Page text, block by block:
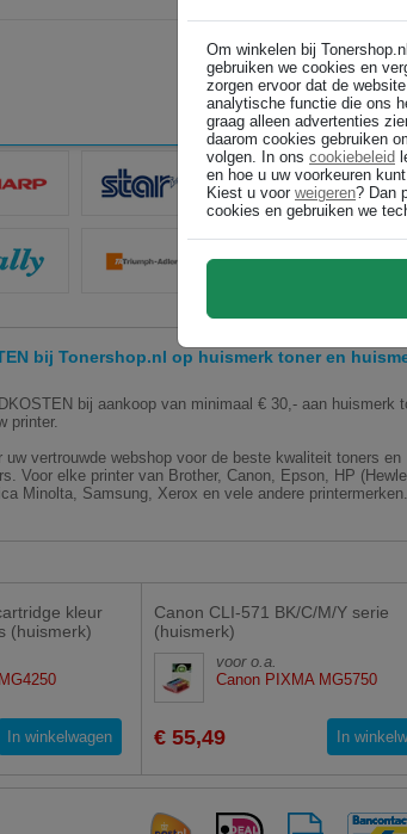
M C320FW
bij Tonershop.nl op huismerk toner en
bij aankoop van minimaal € 30,- aan huismerk
printer.
uw vertrouwde webshop voor de beste kwaliteit toners en
Voor elke printer van Brother, Canon, Epson, HP
Minolta, Samsung, Xerox en vele andere printermerken.
kleur
(huismerk)
In winkelwagen
Canon CLI-571 BK/C/M/Y serie
(huismerk)
voor o.a.
Canon PIXMA MG5750
€ 55,49 In
Om winkelen bij
gebruiken we cookies en
zorgen ervoor dat de
analytische functie die ons
graag alleen advertenties
daarom cookies gebruiken
volgen. In ons cookiebeleid
en hoe u uw voorkeuren
Kiest u voor weigeren? Dan
cookies en gebruiken we